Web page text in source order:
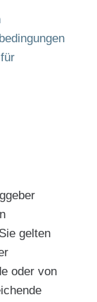
gelten
oder von